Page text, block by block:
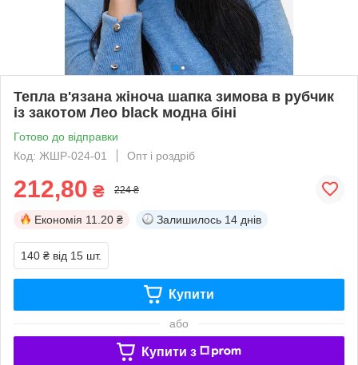
Тепла в'язана жіноча шапка зимова в рубчик
із закотом Лео black модна біні
Готово до відправки
Код: ЖШР-024-01
Опт і роздріб
212,80 ₴ 224 ₴
Економія 11.20 ₴ Залишилось 14 днів
140 ₴ від 15 шт.
Купити
або
Купити з